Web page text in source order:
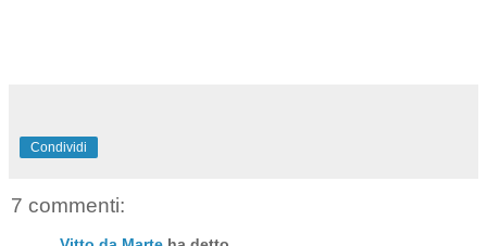
Condividi
7 commenti: